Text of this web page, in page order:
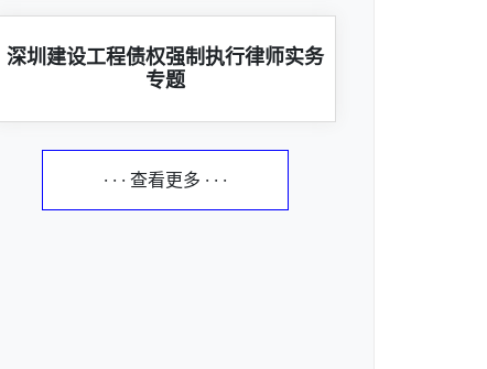
深圳建设工程债权强制执行律师实务
专题
· · · 查看更多 · · ·